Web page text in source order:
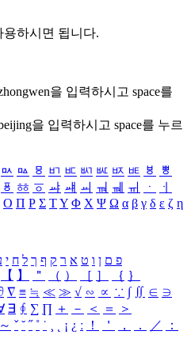
하시면 됩니다.
을 입력하시고 space를
을 입력하시고 space를 누르
ㅯ ㅰ ㅱ ㅲ ㅳ ㅴ ㅵ ㅶ ㅷ ㅸ
ㅹ
ㆄ ㆅ ㆆ ㆇ ㆈ ㆉ ㆊ ㆋ ㆌ ㆍ
ㆎ
Ο Π Ρ Σ ΤΥ Φ Χ Ψ Ω α β γ δ ε ζ η
פ ם ן ו ט א ר ק ף ך ל ח י
【 】 ＂ （ ） ［ ］ ｛ ｝
∇ ≡ ≒ ≪ ≫ √ ∽ ∝ ∵ ∫ ∬ ∈ ∋
∃ ∮ ∑ ∏ ＋ － ＜ ＝
＞
～ ˇ ˘ ˝ ˚ ˙ ¸ ¡ ¿ ː ！ ＇ ， ． ／
：